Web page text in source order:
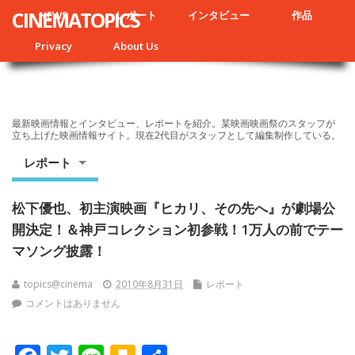
NEWS レポート インタビュー 作品
Privacy About Us
CINEMATOPICS
最新映画情報とインタビュー、レポートを紹介。某映画映画祭のスタッフが
立ち上げた映画情報サイト。現在2代目がスタッフとして編集制作している。
レポート
松下優也、初主演映画『ヒカリ、その先へ』が劇場公
開決定！＆神戸コレクション初参戦！1万人の前でテー
マソング披露！
topics@cinema 2010年8月31日
レポート
コメントはありません